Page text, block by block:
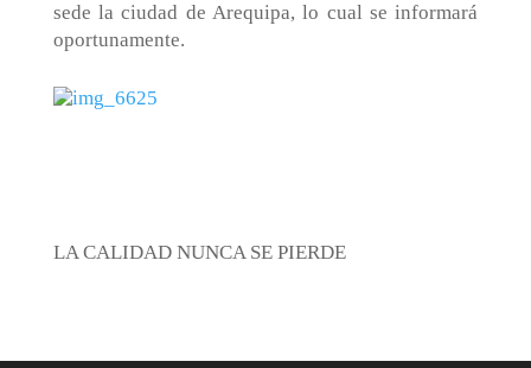
sede la ciudad de Arequipa, lo cual se informará
oportunamente.
LA CALIDAD NUNCA SE PIERDE